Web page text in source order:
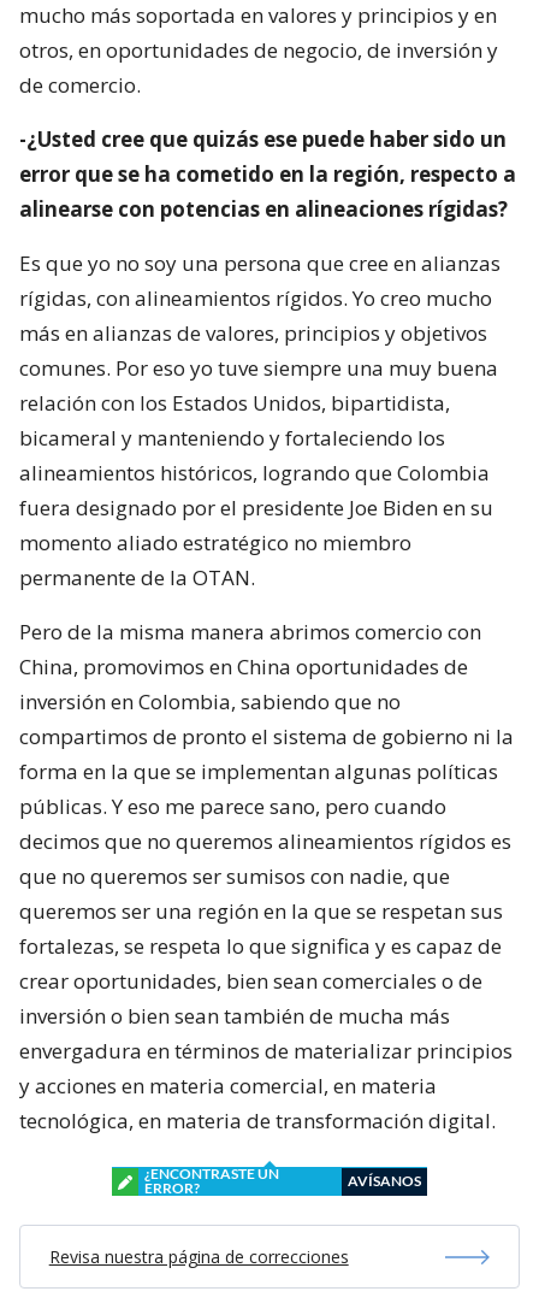
mucho más soportada en valores y principios y en
otros, en oportunidades de negocio, de inversión y
de comercio.
-¿Usted cree que quizás ese puede haber sido un
error que se ha cometido en la región, respecto a
alinearse con potencias en alineaciones rígidas?
Es que yo no soy una persona que cree en alianzas
rígidas, con alineamientos rígidos. Yo creo mucho
más en alianzas de valores, principios y objetivos
comunes. Por eso yo tuve siempre una muy buena
relación con los Estados Unidos, bipartidista,
bicameral y manteniendo y fortaleciendo los
alineamientos históricos, logrando que Colombia
fuera designado por el presidente Joe Biden en su
momento aliado estratégico no miembro
permanente de la OTAN.
Pero de la misma manera abrimos comercio con
China, promovimos en China oportunidades de
inversión en Colombia, sabiendo que no
compartimos de pronto el sistema de gobierno ni la
forma en la que se implementan algunas políticas
públicas. Y eso me parece sano, pero cuando
decimos que no queremos alineamientos rígidos es
que no queremos ser sumisos con nadie, que
queremos ser una región en la que se respetan sus
fortalezas, se respeta lo que significa y es capaz de
crear oportunidades, bien sean comerciales o de
inversión o bien sean también de mucha más
envergadura en términos de materializar principios
y acciones en materia comercial, en materia
tecnológica, en materia de transformación digital.
¿ENCONTRASTE UN
ERROR?
AVÍSANOS
Revisa nuestra página de correcciones